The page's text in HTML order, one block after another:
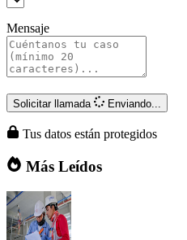
Mensaje
Solicitar llamada Enviando...
Tus datos están protegidos
Más Leídos